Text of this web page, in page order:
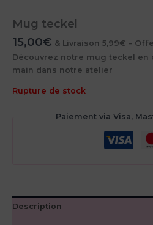
Mug teckel
15,00€ & Livraison 5,99€ -
Découvrez notre mug teckel en
main dans notre atelier
Rupture de stock
Paiement via Visa,
Description